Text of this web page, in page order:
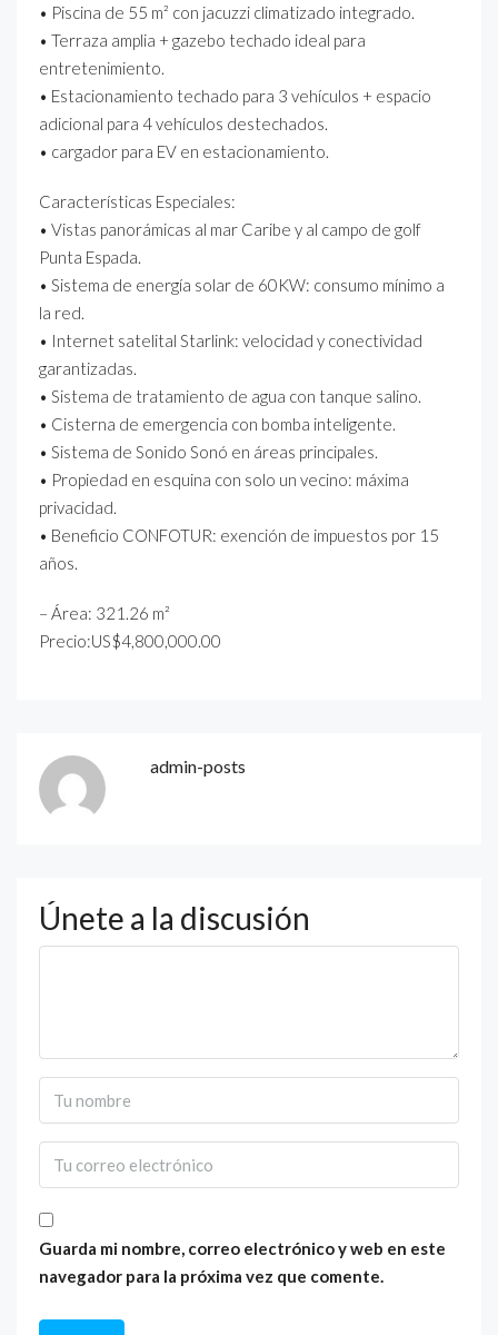
• Piscina de 55 m² con jacuzzi climatizado integrado.
• Terraza amplia + gazebo techado ideal para
entretenimiento.
• Estacionamiento techado para 3 vehículos + espacio
adicional para 4 vehículos destechados.
• cargador para EV en estacionamiento.
Características Especiales:
• Vistas panorámicas al mar Caribe y al campo de golf
Punta Espada.
• Sistema de energía solar de 60KW: consumo mínimo a
la red.
• Internet satelital Starlink: velocidad y conectividad
garantizadas.
• Sistema de tratamiento de agua con tanque salino.
• Cisterna de emergencia con bomba inteligente.
• Sistema de Sonido Sonó en áreas principales.
• Propiedad en esquina con solo un vecino: máxima
privacidad.
• Beneficio CONFOTUR: exención de impuestos por 15
años.
– Área: 321.26 m²
Precio:US$4,800,000.00
admin-posts
Únete a la discusión
Guarda mi nombre, correo electrónico y web en este
navegador para la próxima vez que comente.